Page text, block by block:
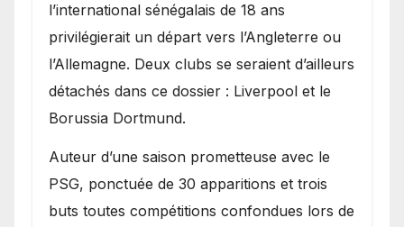
l’international sénégalais de 18 ans
privilégierait un départ vers l’Angleterre ou
l’Allemagne. Deux clubs se seraient d’ailleurs
détachés dans ce dossier : Liverpool et le
Borussia Dortmund.
Auteur d’une saison prometteuse avec le
PSG, ponctuée de 30 apparitions et trois
buts toutes compétitions confondues lors de